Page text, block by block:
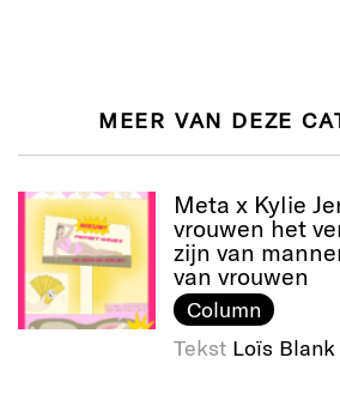
MEER VAN DEZE
Meta x Kylie
vrouwen het
zijn van
van vrouwen
Column
Tekst Loïs Blank